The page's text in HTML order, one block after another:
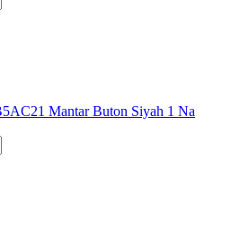
Mantar Buton Siyah 1 Na